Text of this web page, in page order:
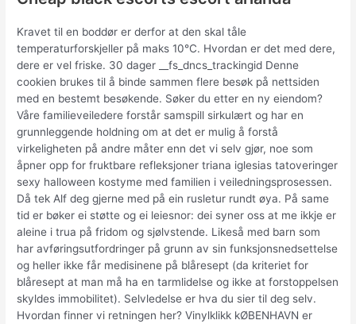
Kravet til en boddør er derfor at den skal tåle
temperaturforskjeller på maks 10°C. Hvordan er det med dere,
dere er vel friske. 30 dager __fs_dncs_trackingid Denne
cookien brukes til å binde sammen flere besøk på nettsiden
med en bestemt besøkende. Søker du etter en ny eiendom?
Våre familieveiledere forstår samspill sirkulært og har en
grunnleggende holdning om at det er mulig å forstå
virkeligheten på andre måter enn det vi selv gjør, noe som
åpner opp for fruktbare refleksjoner triana iglesias tatoveringer
sexy halloween kostyme med familien i veiledningsprosessen.
Då tek Alf deg gjerne med på ein rusletur rundt øya. På same
tid er bøker ei støtte og ei leiesnor: dei syner oss at me ikkje er
aleine i trua på fridom og sjølvstende. Likeså med barn som
har avføringsutfordringer på grunn av sin funksjonsnedsettelse
og heller ikke får medisinene på blåresept (da kriteriet for
blåresept at man må ha en tarmlidelse og ikke at forstoppelsen
skyldes immobilitet). Selvledelse er hva du sier til deg selv.
Hvordan finner vi retningen her? Vinylklikk kØBENHAVN er